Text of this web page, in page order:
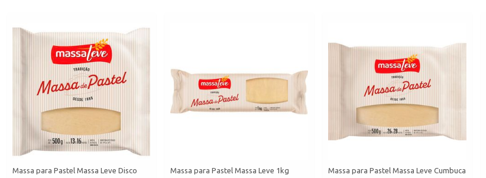
Massa para Pastel Massa Leve Disco
Massa para Pastel Massa Leve 1kg
Massa para Pastel Massa Leve Cumbuca